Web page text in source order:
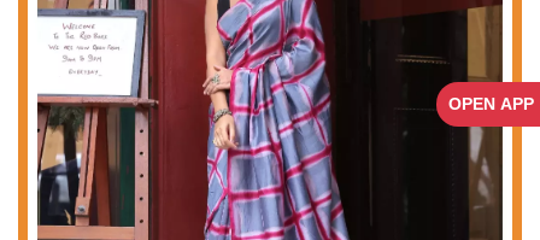
OPEN APP